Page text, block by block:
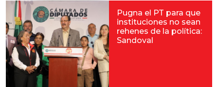
Pugna el PT para que
instituciones no sean
rehenes de la política:
Sandoval